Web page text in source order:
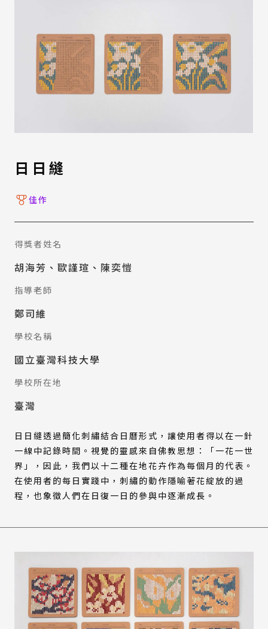
日日縫
佳作
得獎者姓名
胡海芳、歐謹瑄、陳奕愷
指導老師
鄭司維
學校名稱
國立臺灣科技大學
學校所在地
臺灣
日日縫透過簡化刺繡結合日曆形式，讓使用者得以在一針
一線中記錄時間。視覺的靈感來自佛教思想：「一花一世
界」，因此，我們以十二種在地花卉作為每個月的代表。
在使用者的每日實踐中，刺繡的動作隱喻著花綻放的過
程，也象徵人們在日復一日的參與中逐漸成長。